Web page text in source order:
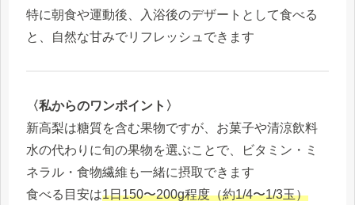
特に朝食や運動後、入浴後のデザートとして食べる
と、自然な甘みでリフレッシュできます
〈私からのワンポイント〉
新高梨は糖質を含む果物ですが、お菓子や清涼飲料
水の代わりに旬の果物を選ぶことで、ビタミン・ミ
ネラル・食物繊維も一緒に摂取できます
食べる目安は1日150〜200g程度（約1/4〜1/3玉）